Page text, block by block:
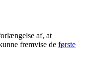
af, at
fremvise de første